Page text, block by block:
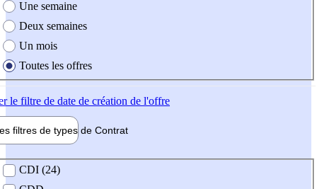
Une semaine
Deux semaines
Un mois
Toutes les offres
le filtre de date de création de l'offre
filtres de types de Contrat
contrat
CDI (24)